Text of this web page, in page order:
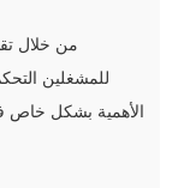
من خلال
للمشغلين
الأهمية بشكل خاص